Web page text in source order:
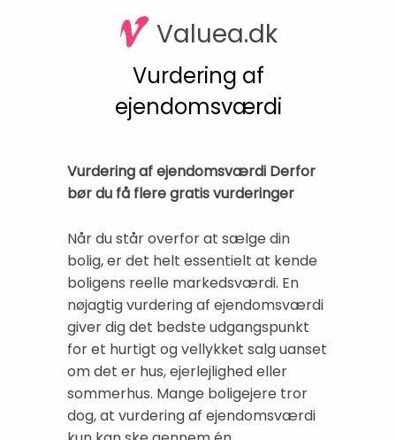
Valuea.dk
Vurdering af
ejendomsværdi
Vurdering af ejendomsværdi Derfor
bør du få flere gratis vurderinger
Når du står overfor at sælge din
bolig, er det helt essentielt at kende
boligens reelle markedsværdi. En
nøjagtig vurdering af ejendomsværdi
giver dig det bedste udgangspunkt
for et hurtigt og vellykket salg uanset
om det er hus, ejerlejlighed eller
sommerhus. Mange boligejere tror
dog, at vurdering af ejendomsværdi